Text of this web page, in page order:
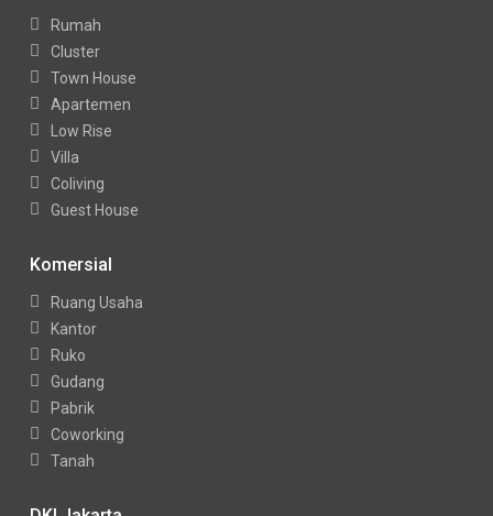
Rumah
Cluster
Town House
Apartemen
Low Rise
Villa
Coliving
Guest House
Komersial
Ruang Usaha
Kantor
Ruko
Gudang
Pabrik
Coworking
Tanah